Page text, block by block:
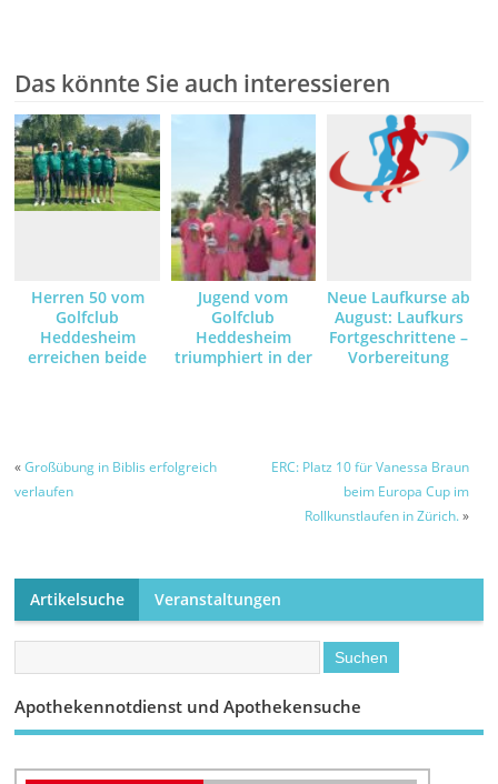
Das könnte Sie auch interessieren
Herren 50 vom
Golfclub
Heddesheim
erreichen beide
Jugend vom
Golfclub
Heddesheim
triumphiert in der
Württembergische
Neue Laufkurse ab
August: Laufkurs
Fortgeschrittene –
Vorbereitung
«Großübung in Biblis erfolgreich
verlaufen
ERC: Platz 10 für Vanessa Braun
beim Europa Cup im
Rollkunstlaufen in Zürich.»
Artikelsuche Veranstaltungen
Apothekennotdienst und Apothekensuche